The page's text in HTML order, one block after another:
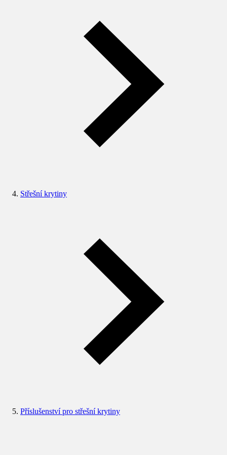
Střešní krytiny
Příslušenství pro střešní krytiny